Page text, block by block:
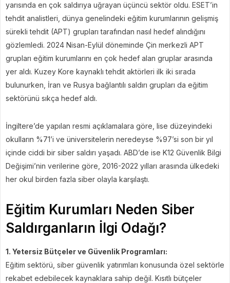
yarısında en çok saldırıya uğrayan üçüncü sektör oldu. ESET’in
tehdit analistleri, dünya genelindeki eğitim kurumlarının gelişmiş
sürekli tehdit (APT) grupları tarafından nasıl hedef alındığını
gözlemledi. 2024 Nisan-Eylül döneminde Çin merkezli APT
grupları eğitim kurumlarını en çok hedef alan gruplar arasında
yer aldı. Kuzey Kore kaynaklı tehdit aktörleri ilk iki sırada
bulunurken, İran ve Rusya bağlantılı saldırı grupları da eğitim
sektörünü sıkça hedef aldı.
İngiltere’de yapılan resmi açıklamalara göre, lise düzeyindeki
okulların %71’i ve üniversitelerin neredeyse %97’si son bir yıl
içinde ciddi bir siber saldırı yaşadı. ABD’de ise K12 Güvenlik Bilgi
Değişimi’nin verilerine göre, 2016-2022 yılları arasında ülkedeki
her okul birden fazla siber olayla karşılaştı.
Eğitim Kurumları Neden Siber
Saldırganların İlgi Odağı?
1. Yetersiz Bütçeler ve Güvenlik Programları:
Eğitim sektörü, siber güvenlik yatırımları konusunda özel sektörle
rekabet edebilecek kaynaklara sahip değil. Kısıtlı bütçeler